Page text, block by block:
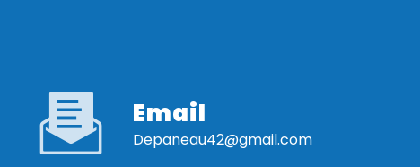
Email
depaneau42@gmail.com